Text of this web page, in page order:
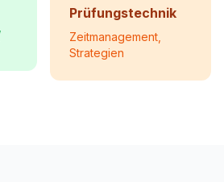
Prüfungstechnik
Zeitmanagement,
Strategien